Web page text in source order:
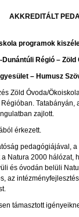
AKKREDITÁLT
programok
Dunántúli Régió – Zöld
– Humusz
Zöld Óvoda/
zajlott.
érkezett.
pedagógiájával,
Natura 2000 hálózat,
és óvodán belüli
az
támasztott